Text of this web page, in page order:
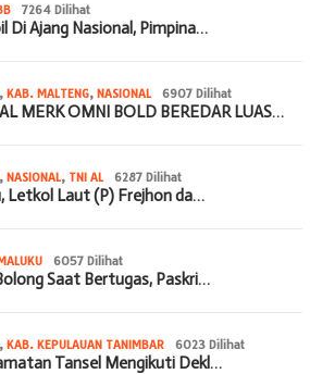
7264 Dilihat
Di Ajang Nasional, Pimpina…
, KAB. MALTENG, NASIONAL 6907 Dilihat
MERK OMNI BOLD BEREDAR LUAS…
, NASIONAL, TNI AL 6287 Dilihat
Letkol Laut (P) Frejhon da…
6057 Dilihat
Saat Bertugas, Paskri…
, KAB. KEPULAUAN TANIMBAR 6023 Dilihat
Tansel Mengikuti Dekl…